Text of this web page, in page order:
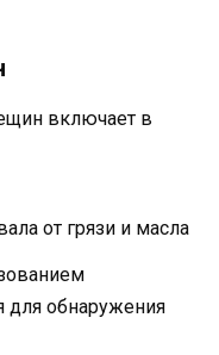
включает в
от грязи и масла
для обнаружения